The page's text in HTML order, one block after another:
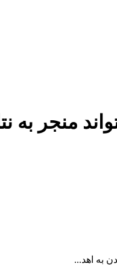
منجر به
به اهد...